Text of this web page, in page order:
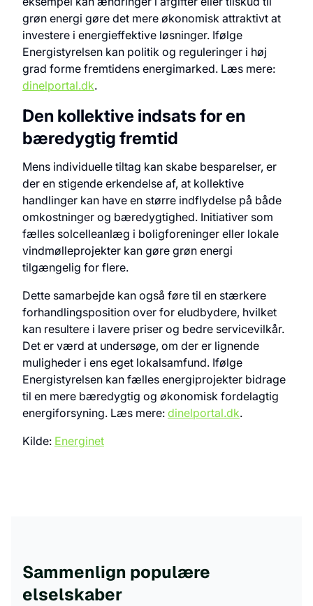
grøn energi gøre det mere økonomisk attraktivt at
investere i energieffektive løsninger. Ifølge
Energistyrelsen kan politik og reguleringer i høj
grad forme fremtidens energimarked. Læs mere:
dinelportal.dk.
Den kollektive indsats for en
bæredygtig fremtid
Mens individuelle tiltag kan skabe besparelser, er
der en stigende erkendelse af, at kollektive
handlinger kan have en større indflydelse på både
omkostninger og bæredygtighed. Initiativer som
fælles solcelleanlæg i boligforeninger eller lokale
vindmølleprojekter kan gøre grøn energi
tilgængelig for flere.
Dette samarbejde kan også føre til en stærkere
forhandlingsposition over for eludbydere, hvilket
kan resultere i lavere priser og bedre servicevilkår.
Det er værd at undersøge, om der er lignende
muligheder i ens eget lokalsamfund. Ifølge
Energistyrelsen kan fælles energiprojekter bidrage
til en mere bæredygtig og økonomisk fordelagtig
energiforsyning. Læs mere: dinelportal.dk.
Kilde: Energinet
Sammenlign populære
elselskaber